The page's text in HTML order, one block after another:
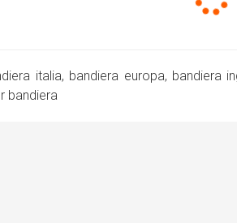
italia, bandiera europa, bandiera
bandiera